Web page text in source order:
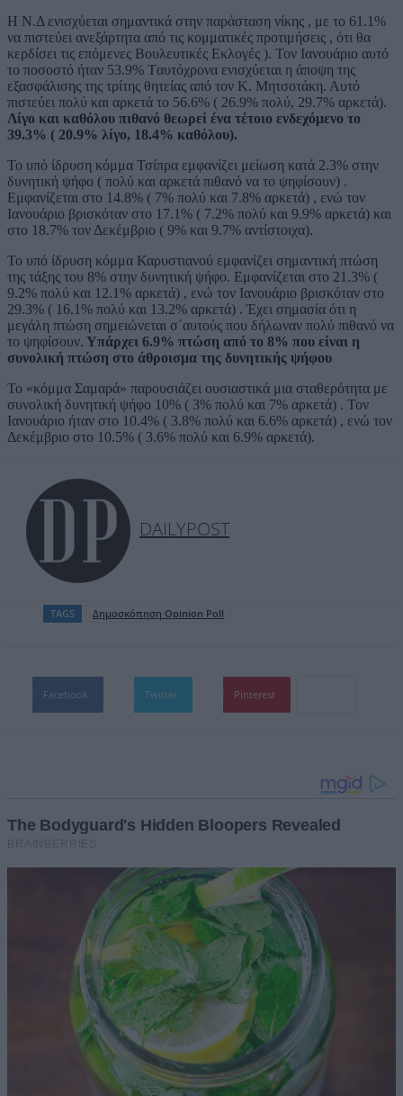
Η Ν.Δ ενισχύεται σημαντικά στην παράσταση νίκης , με το 61.1%
να πιστεύει ανεξάρτητα από τις κομματικές προτιμήσεις , ότι θα
κερδίσει τις επόμενες Βουλευτικές Εκλογές ). Τον Ιανουάριο αυτό
το ποσοστό ήταν 53.9% Tαυτόχρονα ενισχύεται η άποψη της
εξασφάλισης της τρίτης θητείας από τον Κ. Μητσοτάκη. Αυτό
πιστεύει πολύ και αρκετά το 56.6% ( 26.9% πολύ, 29.7% αρκετά).
Λίγο και καθόλου πιθανό θεωρεί ένα τέτοιο ενδεχόμενο το
39.3% ( 20.9% λίγο, 18.4% καθόλου).
Το υπό ίδρυση κόμμα Τσίπρα εμφανίζει μείωση κατά 2.3% στην
δυνητική ψήφο ( πολύ και αρκετά πιθανό να το ψηφίσουν) .
Εμφανίζεται στο 14.8% ( 7% πολύ και 7.8% αρκετά) , ενώ τον
Ιανουάριο βρισκόταν στο 17.1% ( 7.2% πολύ και 9.9% αρκετά) και
στο 18.7% τον Δεκέμβριο ( 9% και 9.7% αντίστοιχα).
Το υπό ίδρυση κόμμα Καρυστιανού εμφανίζει σημαντική πτώση
της τάξης του 8% στην δυνητική ψήφο. Εμφανίζεται στο 21.3% (
9.2% πολύ και 12.1% αρκετά) , ενώ τον Ιανουάριο βρισκόταν στο
29.3% ( 16.1% πολύ και 13.2% αρκετά) . Έχει σημασία ότι η
μεγάλη πτώση σημειώνεται σ΄αυτούς που δήλωναν πολύ πιθανό να
το ψηφίσουν. Υπάρχει 6.9% πτώση από το 8% που είναι η
συνολική πτώση στο άθροισμα της δυνητικής ψήφου
Το «κόμμα Σαμαρά» παρουσιάζει ουσιαστικά μια σταθερότητα με
συνολική δυνητική ψήφο 10% ( 3% πολύ και 7% αρκετά) . Τον
Ιανουάριο ήταν στο 10.4% ( 3.8% πολύ και 6.6% αρκετά) , ενώ τον
Δεκέμβριο στο 10.5% ( 3.6% πολύ και 6.9% αρκετά).
DAILYPOST
TAGS Δημοσκόπηση Opinion Poll
Facebook Twitter Pinterest